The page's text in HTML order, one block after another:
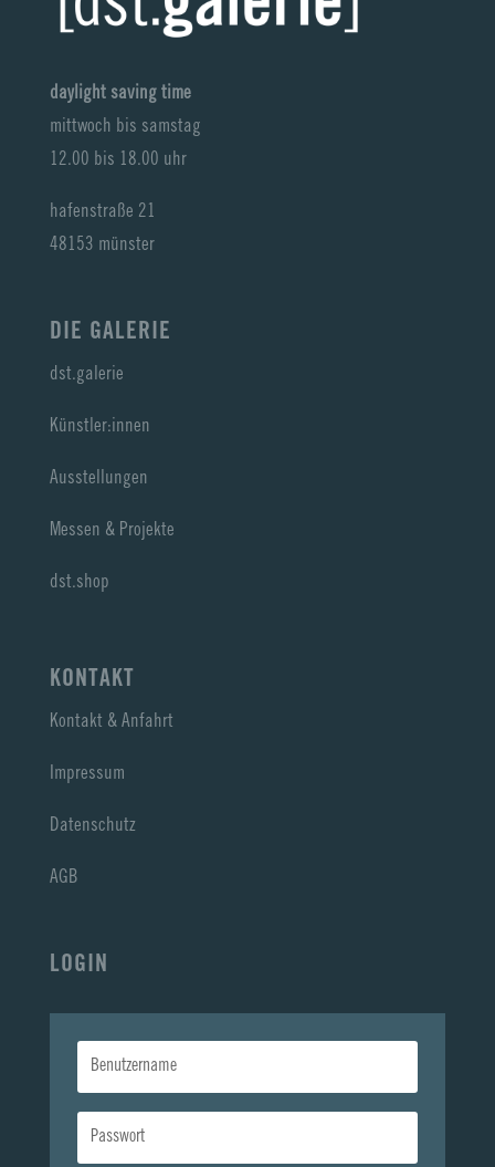
daylight saving time
mittwoch bis samstag
12.00 bis 18.00 uhr
hafenstraße 21
48153 münster
DIE GALERIE
dst.galerie
Künstler:innen
Ausstellungen
Messen & Projekte
dst.shop
KONTAKT
Kontakt & Anfahrt
Impressum
Datenschutz
AGB
LOGIN